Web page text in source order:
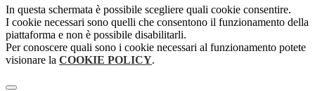
In questa schermata è possibile scegliere quali cookie consentire.
I cookie necessari sono quelli che consentono il funzionamento della
piattaforma e non è possibile disabilitarli.
Per conoscere quali sono i cookie necessari al funzionamento potete
visionare la COOKIE POLICY.